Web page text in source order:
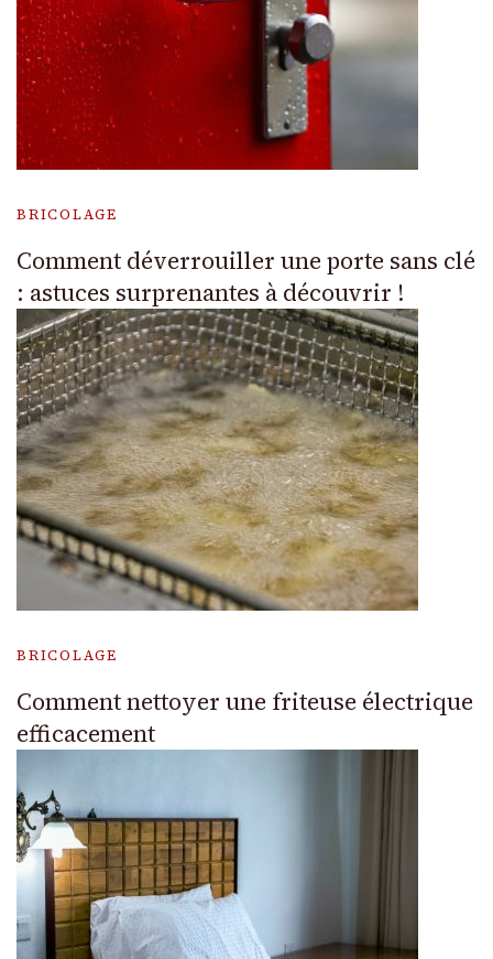
BRICOLAGE
Comment déverrouiller une porte sans clé
: astuces surprenantes à découvrir !
BRICOLAGE
Comment nettoyer une friteuse électrique
efficacement